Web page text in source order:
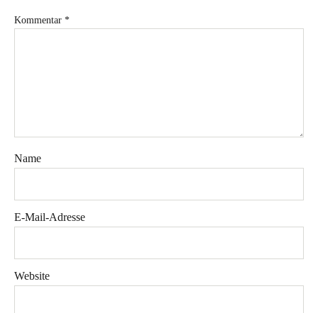
Instagram
&
Kommentar *
Name
E-Mail-Adresse
Website